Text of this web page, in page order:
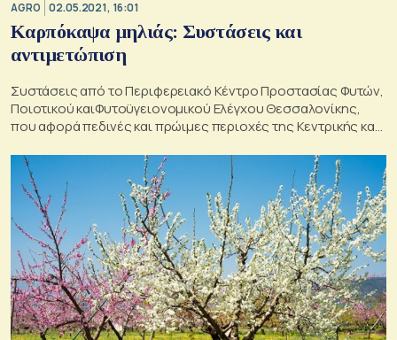
AGRO 02.05.2021, 16:01
Καρπόκαψα μηλιάς: Συστάσεις και
αντιμετώπιση
Συστάσεις από το Περιφερειακό Κέντρο Προστασίας Φυτών,
Ποιοτικού καιΦυτοϋγειονομικού Ελέγχου Θεσσαλονίκης,
που αφορά πεδινές και πρώιμες περιοχές της Κεντρικής και